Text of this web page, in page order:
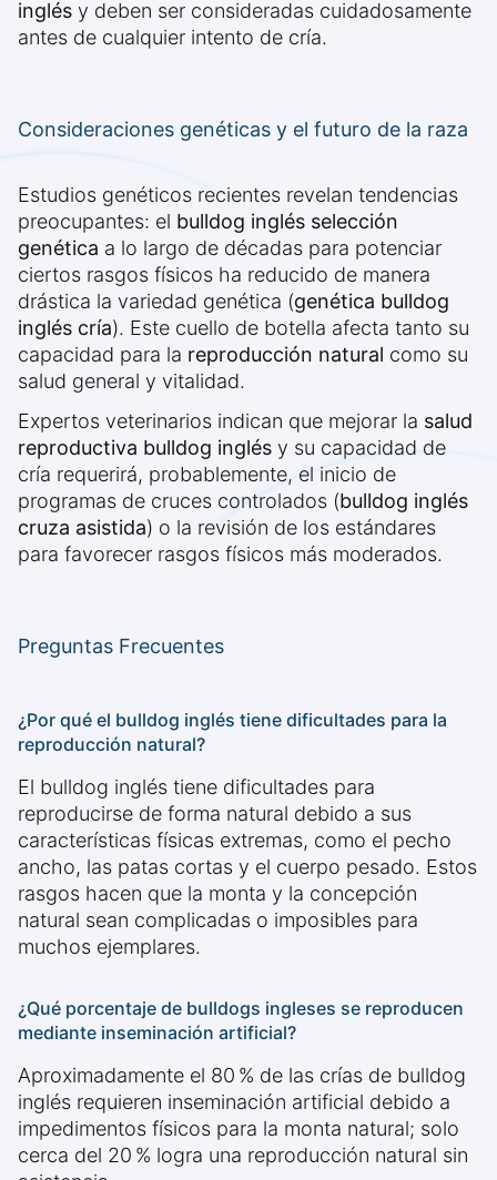
inglés y deben ser consideradas cuidadosamente
antes de cualquier intento de cría.
Consideraciones genéticas y el futuro de la raza
Estudios genéticos recientes revelan tendencias
preocupantes: el bulldog inglés selección
genética a lo largo de décadas para potenciar
ciertos rasgos físicos ha reducido de manera
drástica la variedad genética (genética bulldog
inglés cría). Este cuello de botella afecta tanto su
capacidad para la reproducción natural como su
salud general y vitalidad.
Expertos veterinarios indican que mejorar la salud
reproductiva bulldog inglés y su capacidad de
cría requerirá, probablemente, el inicio de
programas de cruces controlados (bulldog inglés
cruza asistida) o la revisión de los estándares
para favorecer rasgos físicos más moderados.
Preguntas Frecuentes
¿Por qué el bulldog inglés tiene dificultades para la
reproducción natural?
El bulldog inglés tiene dificultades para
reproducirse de forma natural debido a sus
características físicas extremas, como el pecho
ancho, las patas cortas y el cuerpo pesado. Estos
rasgos hacen que la monta y la concepción
natural sean complicadas o imposibles para
muchos ejemplares.
¿Qué porcentaje de bulldogs ingleses se reproducen
mediante inseminación artificial?
Aproximadamente el 80 % de las crías de bulldog
inglés requieren inseminación artificial debido a
impedimentos físicos para la monta natural; solo
cerca del 20 % logra una reproducción natural sin